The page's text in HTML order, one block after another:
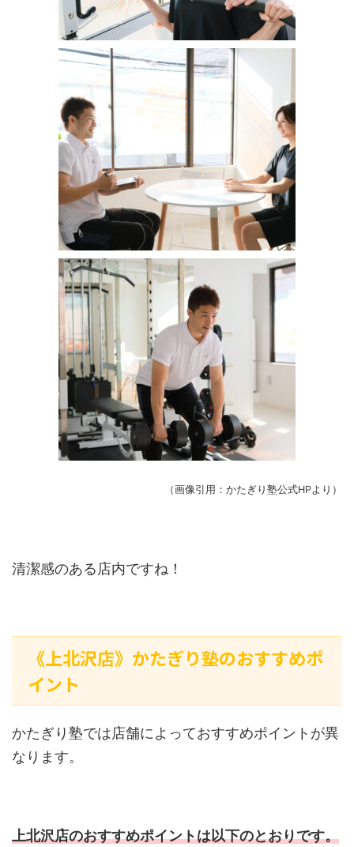
（画像引用：かたぎり塾公式HPより）
清潔感のある店内ですね！
《上北沢店》かたぎり塾のおすすめポ
イント
かたぎり塾では店舗によっておすすめポイントが異
なります。
上北沢店のおすすめポイントは以下のとおりです。